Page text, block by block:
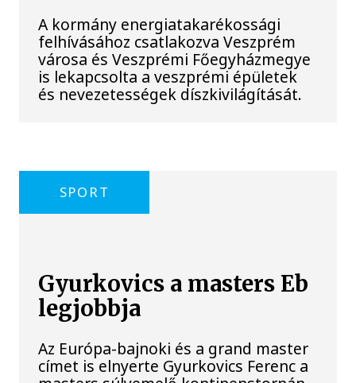
A kormány energiatakarékossági
felhívásához csatlakozva Veszprém
városa és Veszprémi Főegyházmegye
is lekapcsolta a veszprémi épületek
és nevezetességek díszkivilágítását.
SPORT
Gyurkovics a masters Eb
legjobbja
Az Európa-bajnoki és a grand master
címet is elnyerte Gyurkovics Ferenc a